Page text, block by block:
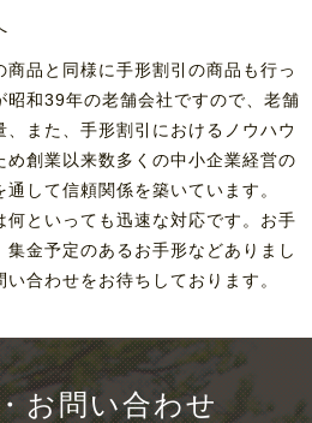
品と同様に手形割引の商品も行っ
昭和39年の老舗会社ですので、老舗
また、手形割引におけるノウハウ
創業以来数多くの中小企業経営の
して信頼関係を築いています。
といっても迅速な対応です。お手
金予定のあるお手形などありまし
合わせをお待ちしております。
お問い合わせ